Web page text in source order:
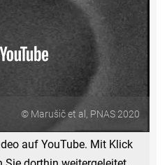
© Marušič et al, PNAS 2020
auf YouTube. Mit Klick